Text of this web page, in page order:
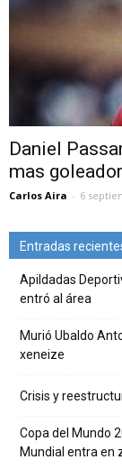
Daniel
mas
Carlos Aira - 6
Entradas
Apildadas
entró al área
Murió Ubaldo
xeneize
Crisis y
Copa del Mundo
Mundial entra en